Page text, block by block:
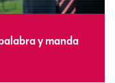
y manda